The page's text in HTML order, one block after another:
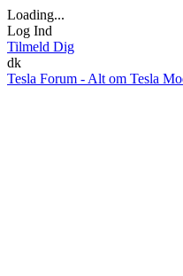
Loading...
Log Ind
Tilmeld Dig
dk
Tesla Forum - Alt om Tesla